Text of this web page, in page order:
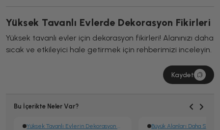
Yüksek Tavanlı Evlerde Dekorasyon Fikirleri
Yüksek tavanlı evler için dekorasyon fikirleri! Alanınızı daha
sıcak ve etkileyici hale getirmek için rehberimizi inceleyin.
Kaydet
Bu İçerikte Neler Var?
Yüksek Tavanlı Evlerin Dekorasyon Avantajları